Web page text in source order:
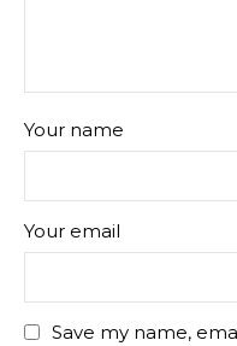
Your name
Your email
Save my name,